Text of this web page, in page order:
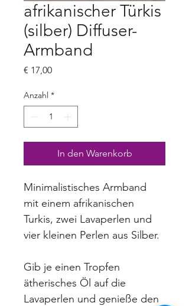
afrikanischer Türkis
(silber) Diffuser-
Armband
€ 17,00Preis
Anzahl *
In den Warenkorb
Minimalistisches Armband
mit einem afrikanischen
Turkis, zwei Lavaperlen und
vier kleinen Perlen aus Silber.
Gib je einen Tropfen
ätherisches Öl auf die
Lavaperlen und genieße den